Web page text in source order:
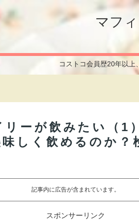
マフ
コストコ会員歴20年以
ーが飲みたい（1
しく飲めるのか？
記事内に広告が含まれています。
スポンサーリンク